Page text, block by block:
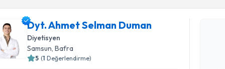
Dyt. Ahmet Selman Duman
Diyetisyen
Samsun , Bafra
5 (1 Değerlendirme)
Dyt.